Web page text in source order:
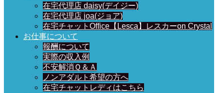
在宅代理店 daisy(デイジー)
在宅代理店 joa(ジョア)
在宅チャットOffice【Lesca】レスカーon Crystal
お仕事について
報酬について
実際の収入例
不安解消Ｑ＆Ａ
ノンアダルト希望の方へ
在宅チャットレディはこちら